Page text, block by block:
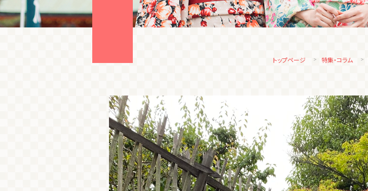
トップページ 特集・コラム